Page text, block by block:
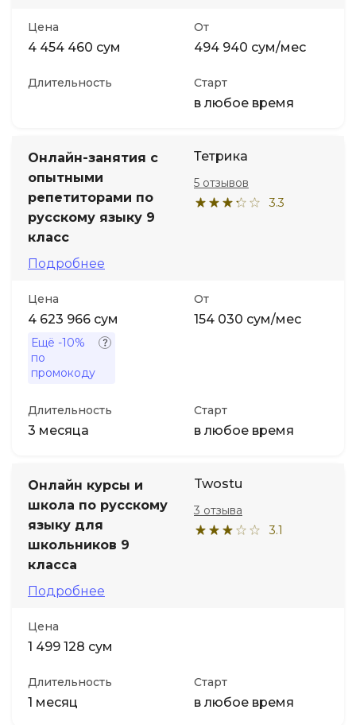
Цена
4 454 460 сум
От
494 940 сум/мес
Длительность Старт
в любое время
Онлайн-занятия с
опытными
репетиторами по
русскому языку 9
класс
Подробнее
Тетрика
3.3
5 отзывов
Цена
4 623 966 сум
Ещё -10%
по
промокоду
От
154 030 сум/мес
Длительность
3 месяца
Старт
в любое время
Онлайн курсы и
школа по русскому
языку для
школьников 9
класса
Подробнее
Twostu
3.1
3 отзыва
Цена
1 499 128 сум
Длительность
1 месяц
Старт
в любое время